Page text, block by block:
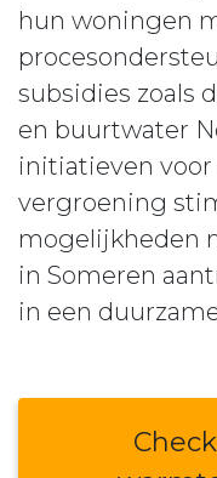
hun woningen
subsidies zoals
en buurtwater
initiatieven
vergroening
mogelijkheden
in Someren
in een